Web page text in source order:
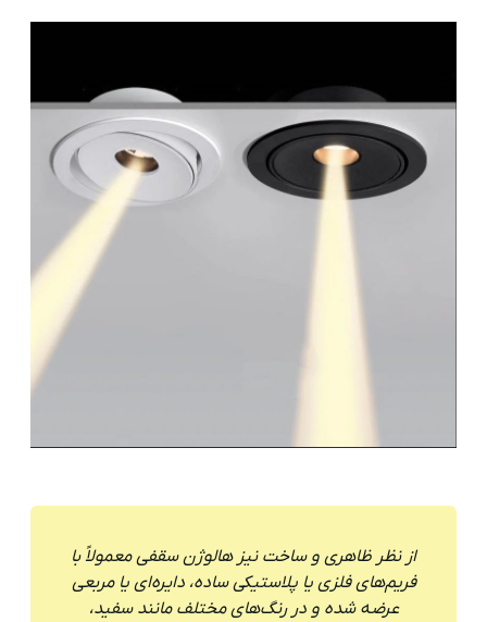
از نظر ظاهری و ساخت نیز هالوژن سقفی معمولاً با
فریم‌های فلزی یا پلاستیکی ساده، دایره‌ای یا مربعی
عرضه شده و در رنگ‌های مختلف مانند سفید،